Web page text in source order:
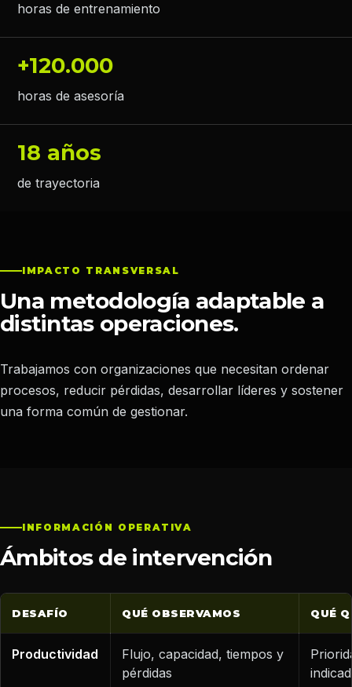
horas de entrenamiento
+120.000
horas de asesoría
18 años
de trayectoria
IMPACTO TRANSVERSAL
Una metodología adaptable a
distintas operaciones.
Trabajamos con organizaciones que necesitan ordenar
procesos, reducir pérdidas, desarrollar líderes y sostener
una forma común de gestionar.
INFORMACIÓN OPERATIVA
Ámbitos de intervención
DESAFÍO QUÉ OBSERVAMOS QUÉ
Productividad
Flujo, capacidad, tiempos y
pérdidas